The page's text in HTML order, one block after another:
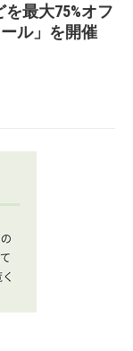
最大75%オフ
ル」を開催